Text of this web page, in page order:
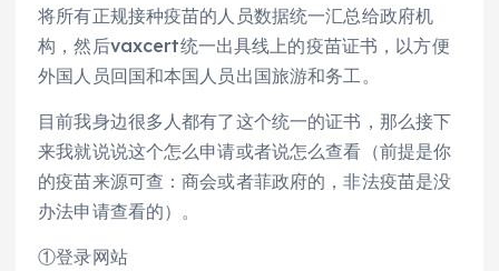
将所有正规接种疫苗的人员数据统一汇总给政府机
构，然后vaxcert统一出具线上的疫苗证书，以方便
外国人员回国和本国人员出国旅游和务工。
目前我身边很多人都有了这个统一的证书，那么接下
来我就说说这个怎么申请或者说怎么查看（前提是你
的疫苗来源可查：商会或者菲政府的，非法疫苗是没
办法申请查看的）。
①登录网站